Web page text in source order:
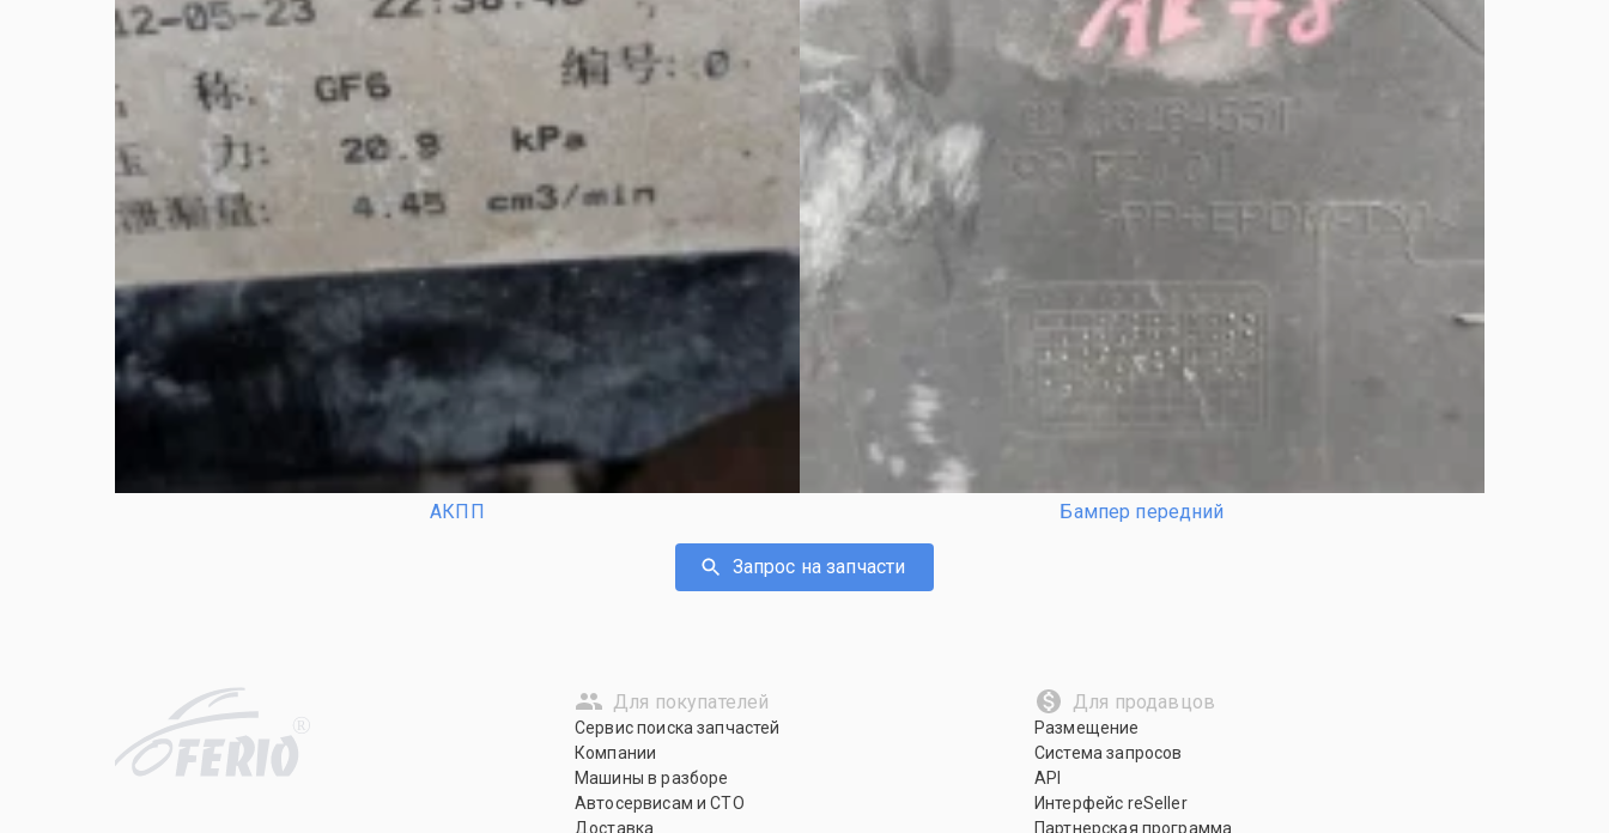
АКПП Бампер передний
Запрос на запчасти
R
Для покупателей
Сервис поиска запчастей
Компании
Машины в разборе
Автосервисам и СТО
Доставка
Для продавцов
Размещение
Система запросов
API
Интерфейс reSeller
Партнерская программа